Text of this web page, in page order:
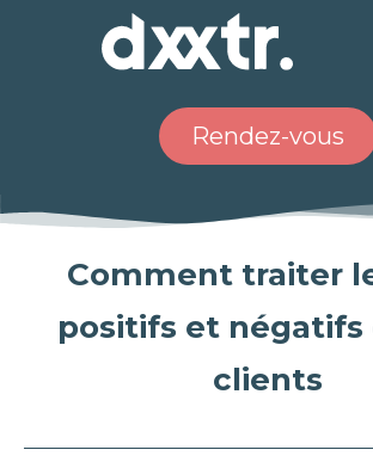
Rendez-vous
Comment traiter
positifs et négatifs
clients